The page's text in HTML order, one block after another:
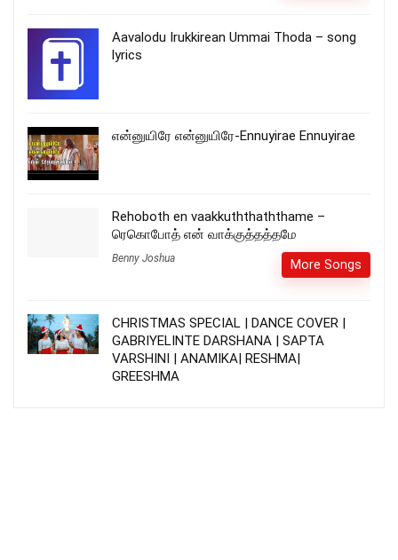
Aavalodu Irukkirean Ummai Thoda – song
lyrics
என்னுயிரே என்னுயிரே-Ennuyirae Ennuyirae
Rehoboth en vaakkuththaththame –
ரெகொபோத் என் வாக்குத்தத்தமே
Benny Joshua More Songs
CHRISTMAS SPECIAL | DANCE COVER |
GABRIYELINTE DARSHANA | SAPTA
VARSHINI | ANAMIKA| RESHMA|
GREESHMA